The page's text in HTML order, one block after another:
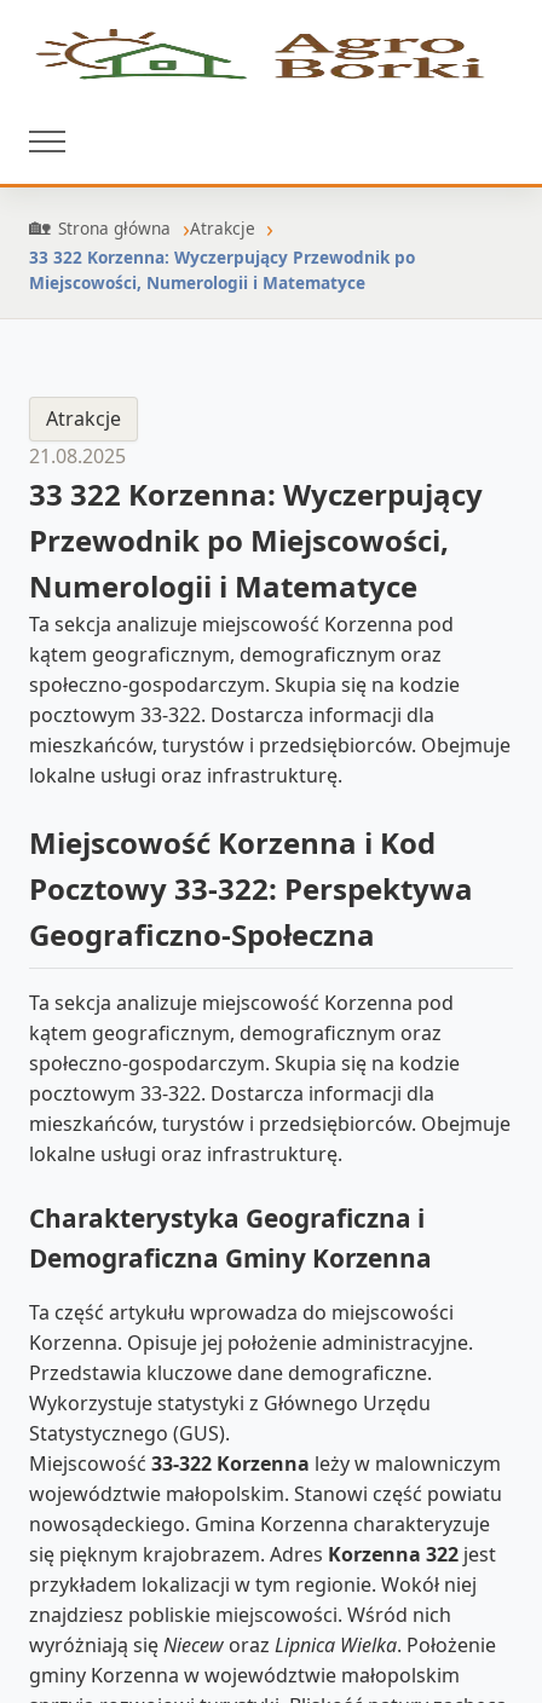
Strona główna
Atrakcje
33 322 Korzenna: Wyczerpujący Przewodnik po
Miejscowości, Numerologii i Matematyce
Atrakcje
21.08.2025
33 322 Korzenna: Wyczerpujący
Przewodnik po Miejscowości,
Numerologii i Matematyce
Ta sekcja analizuje miejscowość Korzenna pod
kątem geograficznym, demograficznym oraz
społeczno-gospodarczym. Skupia się na kodzie
pocztowym 33-322. Dostarcza informacji dla
mieszkańców, turystów i przedsiębiorców. Obejmuje
lokalne usługi oraz infrastrukturę.
Miejscowość Korzenna i Kod
Pocztowy 33-322: Perspektywa
Geograficzno-Społeczna
Ta sekcja analizuje miejscowość Korzenna pod
kątem geograficznym, demograficznym oraz
społeczno-gospodarczym. Skupia się na kodzie
pocztowym 33-322. Dostarcza informacji dla
mieszkańców, turystów i przedsiębiorców. Obejmuje
lokalne usługi oraz infrastrukturę.
Charakterystyka Geograficzna i
Demograficzna Gminy Korzenna
Ta część artykułu wprowadza do miejscowości
Korzenna. Opisuje jej położenie administracyjne.
Przedstawia kluczowe dane demograficzne.
Wykorzystuje statystyki z Głównego Urzędu
Statystycznego (GUS).
Miejscowość 33-322 Korzenna leży w malowniczym
województwie małopolskim. Stanowi część powiatu
nowosądeckiego. Gmina Korzenna charakteryzuje
się pięknym krajobrazem. Adres Korzenna 322 jest
przykładem lokalizacji w tym regionie. Wokół niej
znajdziesz pobliskie miejscowości. Wśród nich
wyróżniają sięNiecew oraz Lipnica Wielka. Położenie
gminy Korzenna w województwie małopolskim